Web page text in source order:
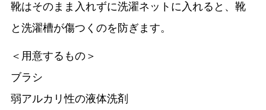
靴はそのまま入れずに洗濯ネットに入れると、靴
と洗濯槽が傷つくのを防ぎます。
＜用意するもの＞
ブラシ
弱アルカリ性の液体洗剤